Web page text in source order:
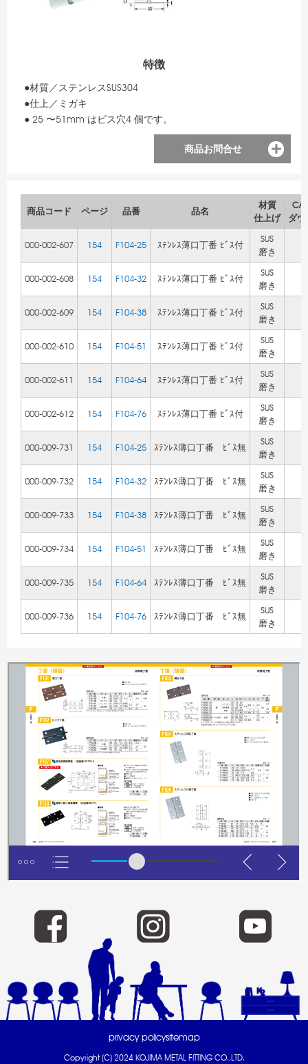
特徴
●材質／ステンレスSUS304
●仕上／ミガキ
● 25 〜51mm はビス穴4 個です。
商品お問合せ
商品コード ページ 品番 品名
材質
仕上げ
ダ
000-002-607 154 F104-25 ｽﾃﾝﾚｽ薄口丁番 ﾋﾞｽ付
SUS
磨き
000-002-608 154 F104-32 ｽﾃﾝﾚｽ薄口丁番 ﾋﾞｽ付
SUS
磨き
000-002-609 154 F104-38 ｽﾃﾝﾚｽ薄口丁番 ﾋﾞｽ付
SUS
磨き
000-002-610 154 F104-51 ｽﾃﾝﾚｽ薄口丁番 ﾋﾞｽ付
SUS
磨き
000-002-611 154 F104-64 ｽﾃﾝﾚｽ薄口丁番 ﾋﾞｽ付
SUS
磨き
000-002-612 154 F104-76 ｽﾃﾝﾚｽ薄口丁番 ﾋﾞｽ付
SUS
磨き
000-009-731 154 F104-25 ｽﾃﾝﾚｽ薄口丁番 ﾋﾞｽ無
SUS
磨き
000-009-732 154 F104-32 ｽﾃﾝﾚｽ薄口丁番 ﾋﾞｽ無
SUS
磨き
000-009-733 154 F104-38 ｽﾃﾝﾚｽ薄口丁番 ﾋﾞｽ無
SUS
磨き
000-009-734 154 F104-51 ｽﾃﾝﾚｽ薄口丁番 ﾋﾞｽ無
SUS
磨き
000-009-735 154 F104-64 ｽﾃﾝﾚｽ薄口丁番 ﾋﾞｽ無
SUS
磨き
000-009-736 154 F104-76 ｽﾃﾝﾚｽ薄口丁番 ﾋﾞｽ無
SUS
磨き
Copyright (C) 2024 KOJIMA METAL FITTING CO.,LTD.
privacy policysitemap